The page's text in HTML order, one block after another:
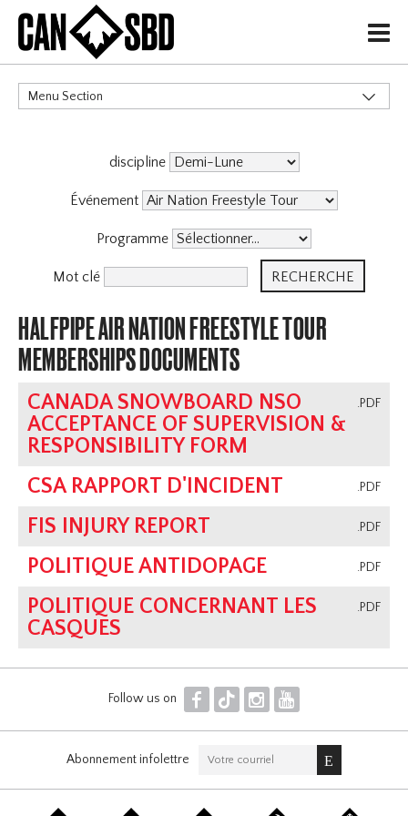
H
Menu Section
Événements & Compétitions
discipline
Événement
Programme
Mot clé
HALFPIPE AIR NATION FREESTYLE TOUR
MEMBERSHIPS DOCUMENTS
.PDF
CANADA SNOWBOARD NSO
ACCEPTANCE OF SUPERVISION &
RESPONSIBILITY FORM
.PDF
CSA RAPPORT D'INCIDENT
.PDF
FIS INJURY REPORT
.PDF
POLITIQUE ANTIDOPAGE
.PDF
POLITIQUE CONCERNANT LES
CASQUES
Follow us on F T I Y
Abonnement infolettre